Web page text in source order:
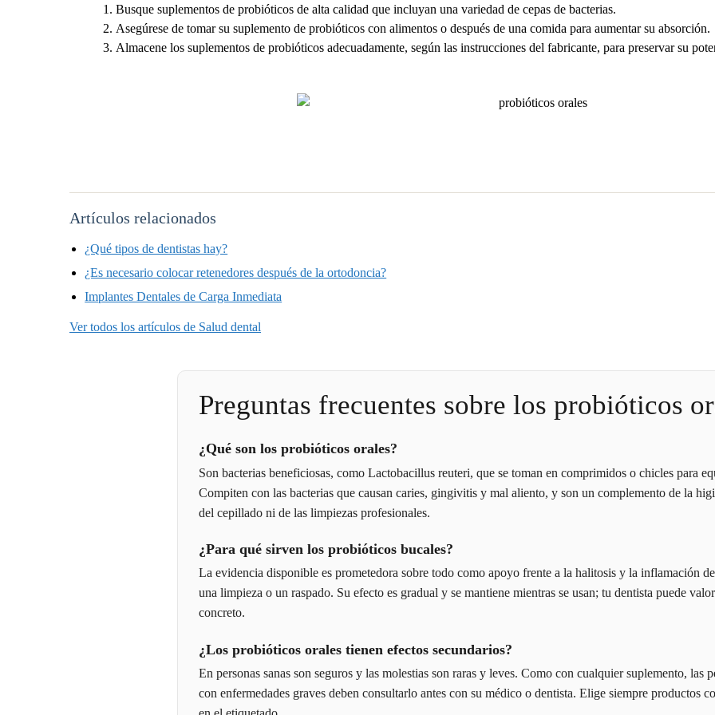
Busque suplementos de probióticos de alta calidad que incluyan una variedad de cepas de bacterias.
Asegúrese de tomar su suplemento de probióticos con alimentos o después de una comida para aumentar su absorción.
Almacene los suplementos de probióticos adecuadamente, según las instrucciones del fabricante, para preservar su
Artículos relacionados
¿Qué tipos de dentistas hay?
¿Es necesario colocar retenedores después de la ortodoncia?
Implantes Dentales de Carga Inmediata
Ver todos los artículos de Salud dental
Preguntas frecuentes sobre los probióticos
¿Qué son los probióticos orales?
Son bacterias beneficiosas, como Lactobacillus reuteri, que se toman en comprimidos o chicles para
Compiten con las bacterias que causan caries, gingivitis y mal aliento, y son un complemento de la
del cepillado ni de las limpiezas profesionales.
¿Para qué sirven los probióticos bucales?
La evidencia disponible es prometedora sobre todo como apoyo frente a la halitosis y la inflamación
una limpieza o un raspado. Su efecto es gradual y se mantiene mientras se usan; tu dentista puede
concreto.
¿Los probióticos orales tienen efectos secundarios?
En personas sanas son seguros y las molestias son raras y leves. Como con cualquier suplemento, las
con enfermedades graves deben consultarlo antes con su médico o dentista. Elige siempre productos